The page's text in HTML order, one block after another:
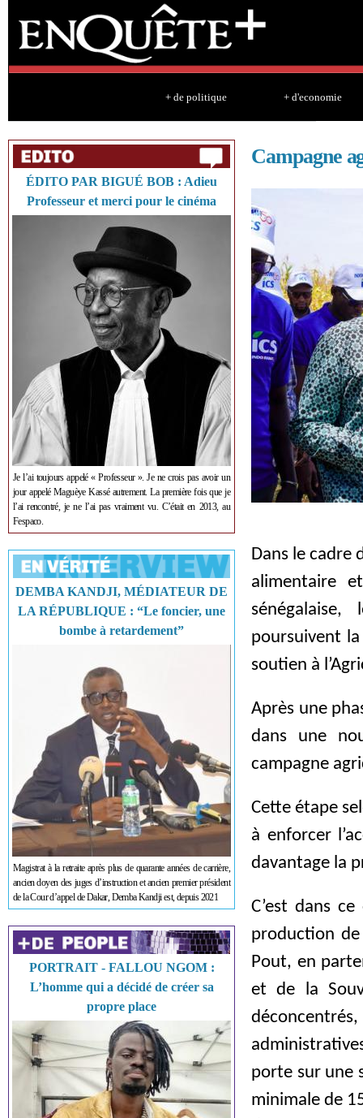
+ de politique + d'economie
ÉDITO PAR BIGUÉ BOB : Adieu
Professeur et merci pour le cinéma
Je l’ai toujours appelé « Professeur ». Je ne crois pas avoir un
jour appelé Maguèye Kassé autrement. La première fois que je
l’ai rencontré, je ne l’ai pas vraiment vu. C’était en 2013, au
Fespaco.
DEMBA KANDJI, MÉDIATEUR DE
LA RÉPUBLIQUE : “Le foncier, une
bombe à retardement”
Magistrat à la retraite après plus de quarante années de carrière,
ancien doyen des juges d’instruction et ancien premier président
de la Cour d’appel de Dakar, Demba Kandji est, depuis 2021
PORTRAIT - FALLOU NGOM :
L’homme qui a décidé de créer sa
propre place
Campagne
Dans le cadre
alimentaire
poursuivent
soutien à
Après une
dans une
campagne
Cette étape
à enforcer
davantage la
C’est dans
production de
Pout, en
et de la
porte sur une
minimale de